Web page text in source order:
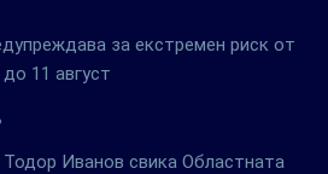
за екстремен риск от
11 август
Иванов свика Областната